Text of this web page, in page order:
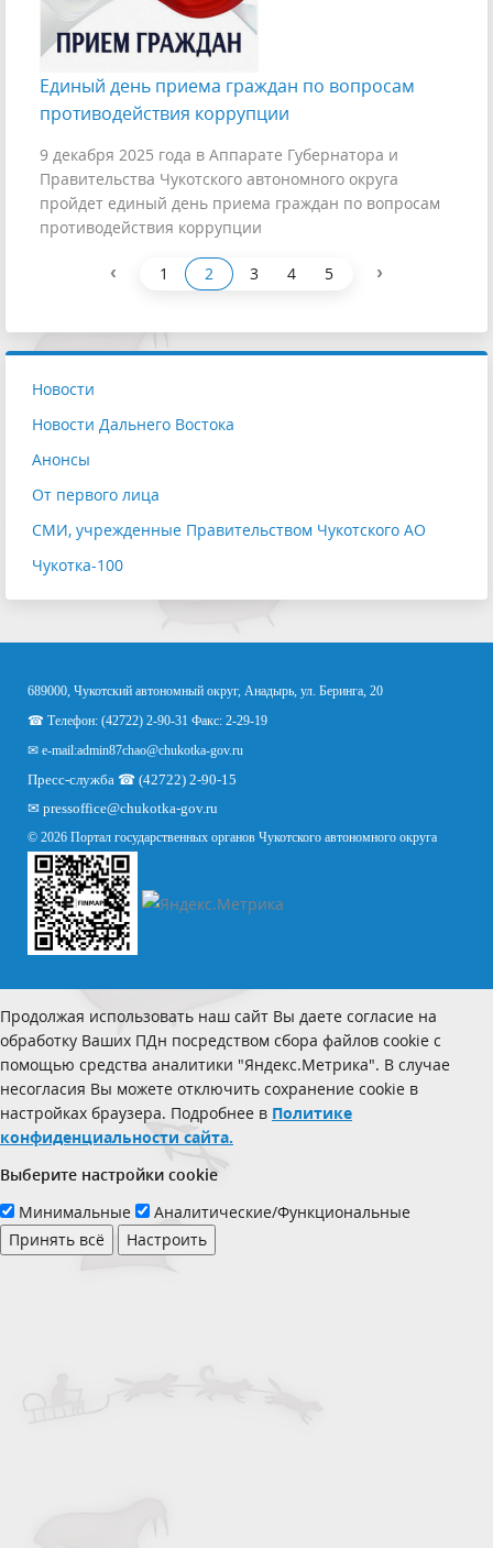
Единый день приема граждан по вопросам
противодействия коррупции
9 декабря 2025 года в Аппарате Губернатора и
Правительства Чукотского автономного округа
пройдет единый день приема граждан по вопросам
противодействия коррупции
‹ 1 2 3 4 5 ›
Новости
Новости Дальнего Востока
Анонсы
От первого лица
СМИ, учрежденные Правительством Чукотского АО
Чукотка-100
689000, Чукотский автономный округ, Анадырь, ул. Беринга, 20
☎ Телефон: (42722) 2-90-31 Факс: 2-29-19
✉ e-mail:admin87chao@chukotka-gov.ru
Пресс-служба ☎ (42722) 2-90-15
✉ pressoffice@chukotka-gov.ru
© 2026 Портал государственных органов Чукотского автономного округа
Продолжая использовать наш сайт Вы даете согласие на
обработку Ваших ПДн посредством сбора файлов cookie с
помощью средства аналитики "Яндекс.Метрика". В случае
несогласия Вы можете отключить сохранение cookie в
настройках браузера. Подробнее в Политике
конфиденциальности сайта.
Выберите настройки cookie
Минимальные
Аналитические/Функциональные
Принять всё
Настроить